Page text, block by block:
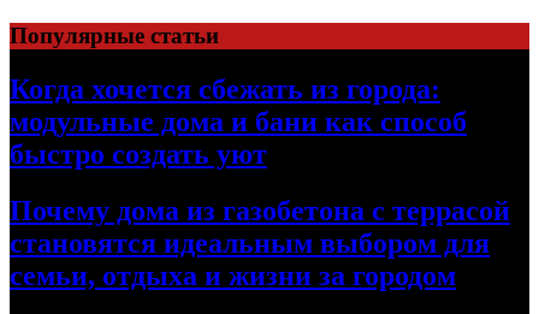
Перейти
к
содержимому
Популярные статьи
Когда хочется сбежать из города:
модульные дома и бани как способ
быстро создать уют
Почему дома из газобетона с террасой
становятся идеальным выбором для
семьи, отдыха и жизни за городом